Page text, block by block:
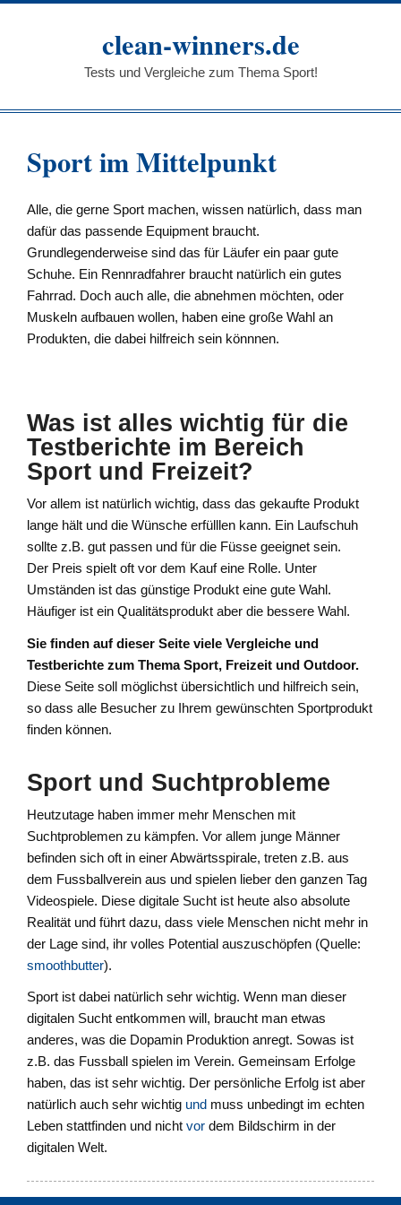
Zum
clean-winners.de
Tests und Vergleiche zum Thema Sport!
Sport im Mittelpunkt
Alle, die gerne Sport machen, wissen natürlich, dass man
dafür das passende Equipment braucht.
Grundlegenderweise sind das für Läufer ein paar gute
Schuhe. Ein Rennradfahrer braucht natürlich ein gutes
Fahrrad. Doch auch alle, die abnehmen möchten, oder
Muskeln aufbauen wollen, haben eine große Wahl an
Produkten, die dabei hilfreich sein könnnen.
Was ist alles wichtig für die
Testberichte im Bereich
Sport und Freizeit?
Vor allem ist natürlich wichtig, dass das gekaufte Produkt
lange hält und die Wünsche erfülllen kann. Ein Laufschuh
sollte z.B. gut passen und für die Füsse geeignet sein.
Der Preis spielt oft vor dem Kauf eine Rolle. Unter
Umständen ist das günstige Produkt eine gute Wahl.
Häufiger ist ein Qualitätsprodukt aber die bessere Wahl.
Sie finden auf dieser Seite viele Vergleiche und
Testberichte zum Thema Sport, Freizeit und Outdoor.
Diese Seite soll möglichst übersichtlich und hilfreich sein,
so dass alle Besucher zu Ihrem gewünschten Sportprodukt
finden können.
Sport und Suchtprobleme
Heutzutage haben immer mehr Menschen mit
Suchtproblemen zu kämpfen. Vor allem junge Männer
befinden sich oft in einer Abwärtsspirale, treten z.B. aus
dem Fussballverein aus und spielen lieber den ganzen Tag
Videospiele. Diese digitale Sucht ist heute also absolute
Realität und führt dazu, dass viele Menschen nicht mehr in
der Lage sind, ihr volles Potential auszuschöpfen (Quelle:
smoothbutter).
Sport ist dabei natürlich sehr wichtig. Wenn man dieser
digitalen Sucht entkommen will, braucht man etwas
anderes, was die Dopamin Produktion anregt. Sowas ist
z.B. das Fussball spielen im Verein. Gemeinsam Erfolge
haben, das ist sehr wichtig. Der persönliche Erfolg ist aber
natürlich auch sehr wichtig und muss unbedingt im echten
Leben stattfinden und nichtvor dem Bildschirm in der
digitalen Welt.